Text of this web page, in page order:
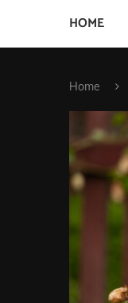
HOME
Home